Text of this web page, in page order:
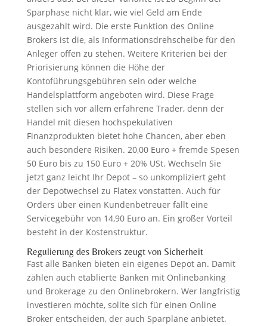
Sparphase nicht klar, wie viel Geld am Ende
ausgezahlt wird. Die erste Funktion des Online
Brokers ist die, als Informationsdrehscheibe für den
Anleger offen zu stehen. Weitere Kriterien bei der
Priorisierung können die Höhe der
Kontoführungsgebühren sein oder welche
Handelsplattform angeboten wird. Diese Frage
stellen sich vor allem erfahrene Trader, denn der
Handel mit diesen hochspekulativen
Finanzprodukten bietet hohe Chancen, aber eben
auch besondere Risiken. 20,00 Euro + fremde Spesen
50 Euro bis zu 150 Euro + 20% USt. Wechseln Sie
jetzt ganz leicht Ihr Depot – so unkompliziert geht
der Depotwechsel zu Flatex vonstatten. Auch für
Orders über einen Kundenbetreuer fällt eine
Servicegebühr von 14,90 Euro an. Ein großer Vorteil
besteht in der Kostenstruktur.
Regulierung des Brokers zeugt von Sicherheit
Fast alle Banken bieten ein eigenes Depot an. Damit
zählen auch etablierte Banken mit Onlinebanking
und Brokerage zu den Onlinebrokern. Wer langfristig
investieren möchte, sollte sich für einen Online
Broker entscheiden, der auch Sparpläne anbietet.